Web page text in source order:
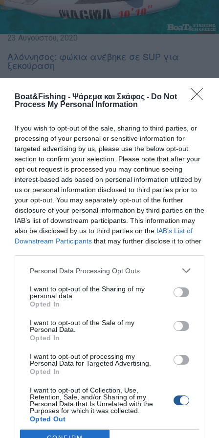
Boat&Fishing - Ψάρεμα και Σκάφος - Do Not
Process My Personal Information
If you wish to opt-out of the sale, sharing to third parties, or
processing of your personal or sensitive information for
targeted advertising by us, please use the below opt-out
section to confirm your selection. Please note that after your
opt-out request is processed you may continue seeing
interest-based ads based on personal information utilized by
us or personal information disclosed to third parties prior to
your opt-out. You may separately opt-out of the further
disclosure of your personal information by third parties on the
IAB’s list of downstream participants. This information may
also be disclosed by us to third parties on the IAB’s List of
Downstream Participants that may further disclose it to other
Personal Data Processing Opt Outs
I want to opt-out of the Sharing of my
personal data.
Opted In
I want to opt-out of the Sale of my
Personal Data.
Opted In
I want to opt-out of processing my
Personal Data for Targeted Advertising.
Opted In
I want to opt-out of Collection, Use,
Retention, Sale, and/or Sharing of my
Personal Data that Is Unrelated with the
Purposes for which it was collected.
Opted Out
23 Αυγούστου, 2020
Αλόννησος: φώκια ανέβηκε σε SUP για
ξεκούραση
Εντυπωσιακές στιγμές χάρισε μία φώκια, το
αγαπημένο σε όλους θηλαστικό, όταν θέλησε
να «δοκιμάσει» μια σανίδα όρθιας
λίγο απο τους ιδιοκτήτες της!
Γράφει και φωτογραφίζει σχετικά ο Θανάσης Πινιάρης
που πραγματοποιεί θαλάσσιες εκδρομές στον
Παγασητικό και τις Σποράδες με το ιστιοπλοϊκό
Μελιπλώη:
“Αυθόρμητα σαν να βρίσκεται στο φυσικό της περιβάλλον
ανέβηκε στη σανίδα και απόλαυσε τον ήλιο. Όπως ήταν
φυσικό τα βλέμματα όλων στράφηκαν πάνω της και δεν
Η νέα αγαπημένη μας παρουσία στον Άγιο Πέτρο της Κυρα
Παναγιάς συντροφιά με την Μελιπλώη.
Μια φώκια με πρωτοβουλία.